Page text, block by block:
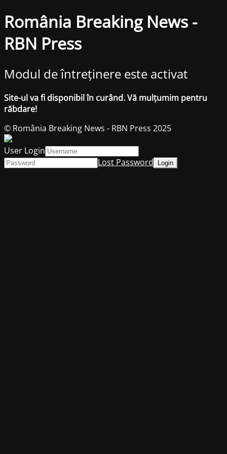
România Breaking News -
RBN Press
Modul de întreținere este activat
Site-ul va fi disponibil în curând. Vă mulțumim pentru
răbdare!
© România Breaking News - RBN Press 2025
User Login
Lost Password